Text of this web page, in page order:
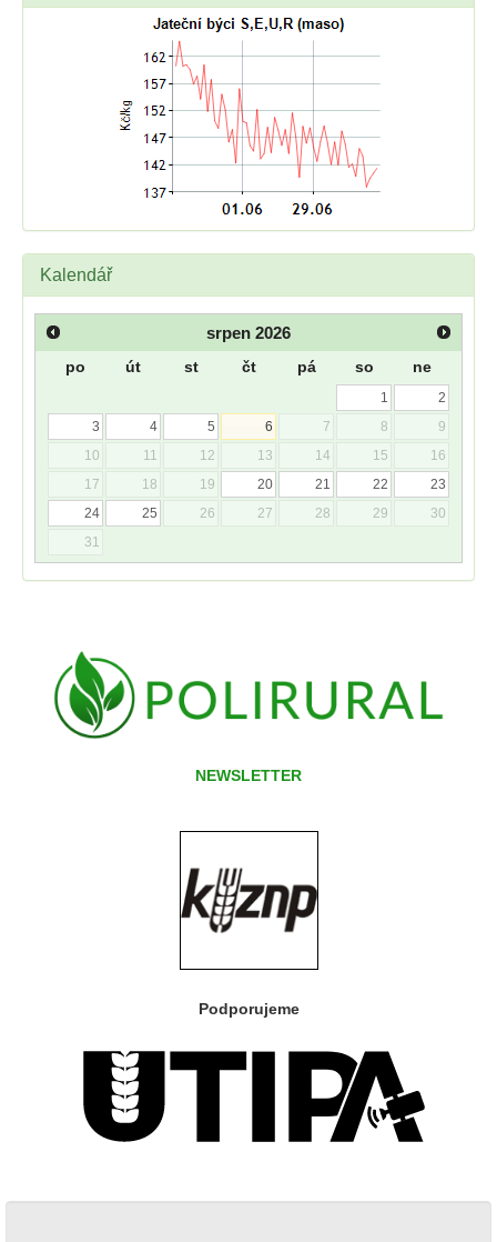
Kalendář
srpen 2026
po út st čt pá so ne
1
2
3
4 5 6 7 8
9
10
11 12 13 14 15
16
17
18 19 20 21 22
23
24
25 26 27 28 29
30
31
NEWSLETTER
Podporujeme